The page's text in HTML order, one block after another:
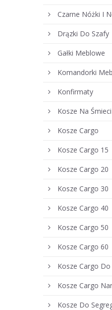
Czarne Nóżki I
Drązki Do Szafy
Gałki Meblowe
Komandorki
Konfirmaty
Kosze Na
Kosze Cargo
Kosze Cargo 15
Kosze Cargo 20
Kosze Cargo 30
Kosze Cargo 40
Kosze Cargo 50
Kosze Cargo 60
Kosze Cargo
Kosze Cargo
Kosze Do